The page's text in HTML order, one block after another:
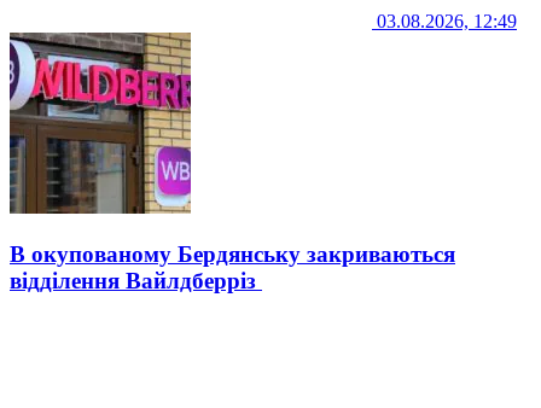
03.08.2026, 12:49
В окупованому Бердянську закриваються
відділення Вайлдберріз